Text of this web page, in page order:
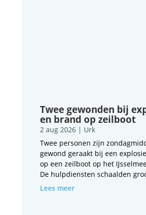
Twee gewonden bij
en brand op zeilboot
2 aug 2026| Urk
Twee personen zijn
gewond geraakt bij een
op een zeilboot op het
De hulpdiensten schaalden
Lees meer